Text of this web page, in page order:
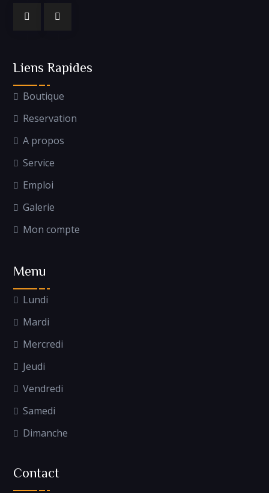
Liens Rapides
Boutique
Reservation
A propos
Service
Emploi
Galerie
Mon compte
Menu
Lundi
Mardi
Mercredi
Jeudi
Vendredi
Samedi
Dimanche
Contact